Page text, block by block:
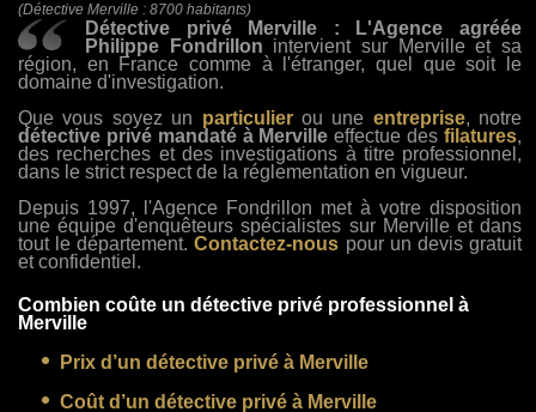
(Détective Merville : 8700 habitants)
Détective privé Merville : L'Agence agréée
Philippe Fondrillon intervient sur Merville et sa
région, en France comme à l'étranger, quel que soit le
domaine d'investigation.
Que vous soyez un particulierou une entreprise, notre
détective privé mandaté à Merville effectue desfilatures,
des recherches et des investigations à titre professionnel,
dans le strict respect de la réglementation en vigueur.
Depuis 1997, l'Agence Fondrillon met à votre disposition
une équipe d'enquêteurs spécialistes sur Merville et dans
tout le département.Contactez-nous pour un devis gratuit
et confidentiel.
Combien coûte un détective privé professionnel à
Merville
Prix d’un détective privé à Merville
Coût d’un détective privé à Merville